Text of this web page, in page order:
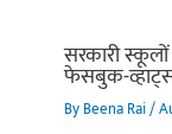
सरकारी
फेसबुक-
ByBeena Rai/